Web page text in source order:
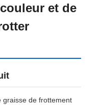
et de
graisse de frottement